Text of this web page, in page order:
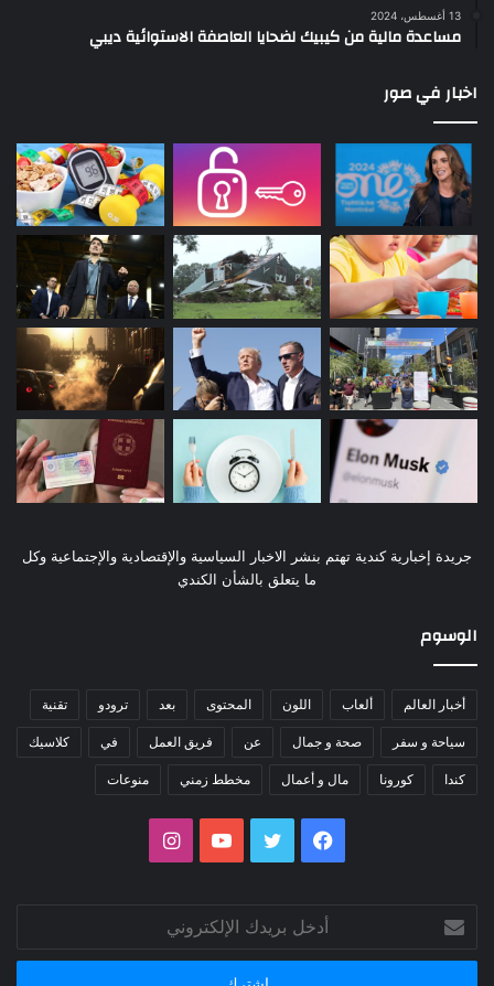
13 أغسطس، 2024
مساعدة مالية من كيبيك لضحايا العاصفة الاستوائية ديبي
اخبار في صور
جريدة إخبارية كندية تهتم بنشر الاخبار السياسية والإقتصادية والإجتماعية وكل
ما يتعلق بالشأن الكندي
الوسوم
أخبار العالم ألعاب اللون المحتوى بعد ترودو تقنية
سياحة و سفر صحة و جمال عن فريق العمل في كلاسيك
كندا كورونا مال و أعمال مخطط زمني منوعات
فيسبوك تويتر يوتيوبانستقرام
بريدك
الإلكتروني